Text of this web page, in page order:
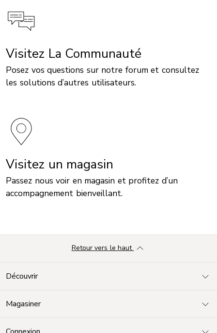
Visitez La Communauté
Posez vos questions sur notre forum et consultez
les solutions d’autres utilisateurs.
Visitez un magasin
Passez nous voir en magasin et profitez d’un
accompagnement bienveillant.
Découvrir
Magasiner
Retour vers le haut